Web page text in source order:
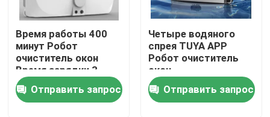
пылесос робота
Мойщик окон робота
Время работы 400
минут Робот
очиститель окон
Время зарядки 3
часа
Отправить запрос
Четыре водяного
спрея TUYA APP
Робот очиститель
окон
Отправить запрос